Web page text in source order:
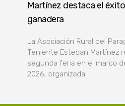
Martínez destaca el
ganadera
La Asociación Rural del
Teniente Esteban Martínez
segunda feria en el marco
2026, organizada